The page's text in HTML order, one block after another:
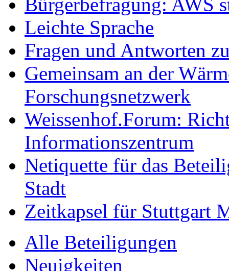
Leichte Sprache
Fragen und Antworten
Gemeinsam an der
Forschungsnetzwerk
Weissenhof.Forum:
Informationszentrum
Netiquette für das
Stadt
Zeitkapsel für Stuttgart
Alle Beteiligungen
Neuigkeiten